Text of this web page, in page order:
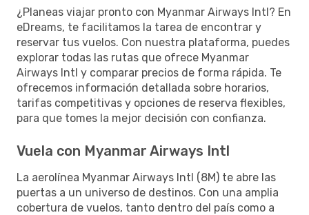
¿Planeas viajar pronto con Myanmar Airways Intl? En
eDreams, te facilitamos la tarea de encontrar y
reservar tus vuelos. Con nuestra plataforma, puedes
explorar todas las rutas que ofrece Myanmar
Airways Intl y comparar precios de forma rápida. Te
ofrecemos información detallada sobre horarios,
tarifas competitivas y opciones de reserva flexibles,
para que tomes la mejor decisión con confianza.
Vuela con Myanmar Airways Intl
La aerolínea Myanmar Airways Intl (8M) te abre las
puertas a un universo de destinos. Con una amplia
cobertura de vuelos, tanto dentro del país como a